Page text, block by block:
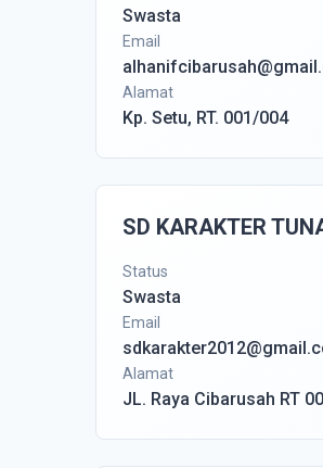
Swasta
Email
Alamat
Kp. Setu, RT. 001/004
SD KARAKTER
Status
Swasta
Email
Alamat
JL. Raya Cibarusah RT